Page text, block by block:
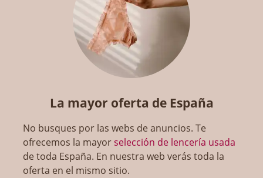
La mayor oferta de España
No busques por las webs de anuncios. Te
ofrecemos la mayorselección de lencería usada
de toda España. En nuestra web verás toda la
oferta en el mismo sitio.